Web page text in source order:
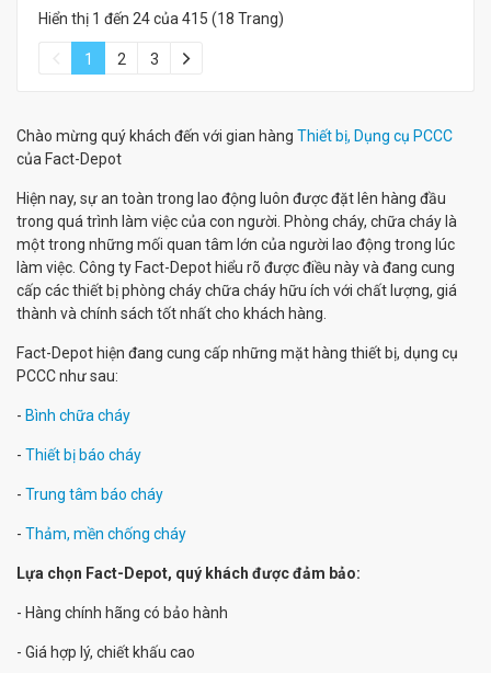
Hiển thị 1 đến 24 của 415 (18 Trang)
1 2 3
Chào mừng quý khách đến với gian hàng Thiết bị, Dụng cụ PCCC
của Fact-Depot
Hiện nay, sự an toàn trong lao động luôn được đặt lên hàng đầu
trong quá trình làm việc của con người. Phòng cháy, chữa cháy là
một trong những mối quan tâm lớn của người lao động trong lúc
làm việc. Công ty Fact-Depot hiểu rõ được điều này và đang cung
cấp các thiết bị phòng cháy chữa cháy hữu ích với chất lượng, giá
thành và chính sách tốt nhất cho khách hàng.
Fact-Depot hiện đang cung cấp những mặt hàng thiết bị, dụng cụ
PCCC như sau:
- Bình chữa cháy
- Thiết bị báo cháy
- Trung tâm báo cháy
- Thảm, mền chống cháy
Lựa chọn Fact-Depot, quý khách được đảm bảo:
- Hàng chính hãng có bảo hành
- Giá hợp lý, chiết khấu cao